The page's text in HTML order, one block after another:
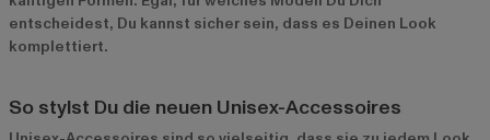
entscheidest, Du kannst sicher sein, dass es Deinen Look
komplettiert.
So stylst Du die neuen Unisex-Accessoires